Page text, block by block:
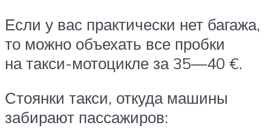
Если у вас практически нет багажа,
то можно объехать все пробки
на такси-мотоцикле за 35—40 €.
Стоянки такси, откуда машины
забирают пассажиров: